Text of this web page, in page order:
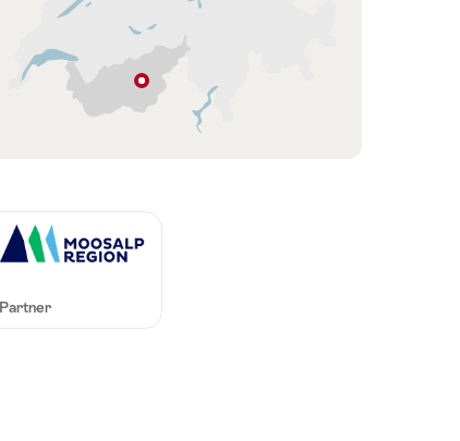
Bürchen
Partner